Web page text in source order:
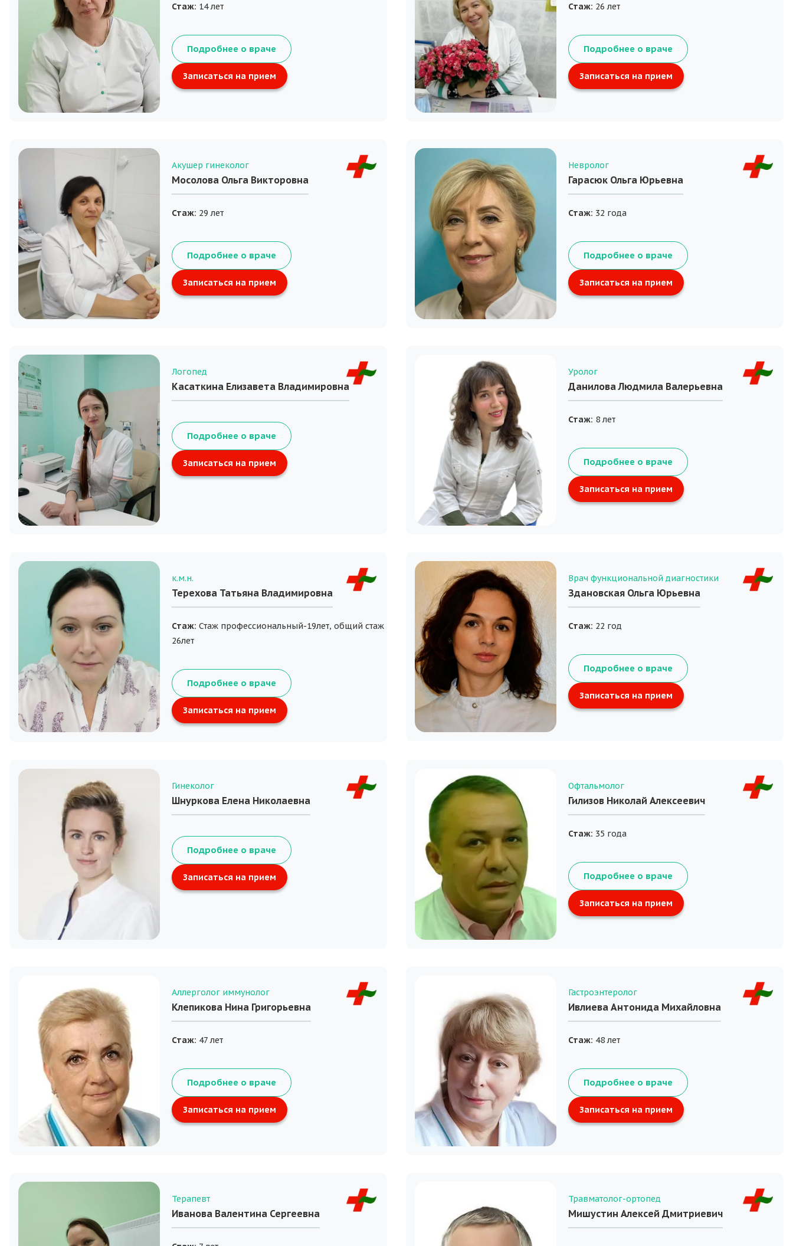
Стаж: 14 лет
Подробнее о враче
Записаться на прием
Стаж: 26 лет
Подробнее о враче
Записаться на прием
Акушер гинеколог
Мосолова Ольга Викторовна
Стаж: 29 лет
Подробнее о враче
Записаться на прием
Невролог
Гарасюк Ольга Юрьевна
Стаж: 32 года
Подробнее о враче
Записаться на прием
Логопед
Касаткина Елизавета Владимировна
Подробнее о враче
Записаться на прием
Уролог
Данилова Людмила Валерьевна
Стаж: 8 лет
Подробнее о враче
Записаться на прием
к.м.н.
Терехова Татьяна Владимировна
Стаж: Стаж профессиональный-19лет, общий стаж
26лет
Подробнее о враче
Записаться на прием
Врач функциональной диагностики
Здановская Ольга Юрьевна
Стаж: 22 год
Подробнее о враче
Записаться на прием
Гинеколог
Шнуркова Елена Николаевна
Подробнее о враче
Записаться на прием
Офтальмолог
Гилизов Николай Алексеевич
Стаж: 35 года
Подробнее о враче
Записаться на прием
Аллерголог иммунолог
Клепикова Нина Григорьевна
Стаж: 47 лет
Подробнее о враче
Записаться на прием
Гастроэнтеролог
Ивлиева Антонида Михайловна
Стаж: 48 лет
Подробнее о враче
Записаться на прием
Терапевт
Иванова Валентина Сергеевна
Травматолог-ортопед
Мишустин Алексей Дмитриевич